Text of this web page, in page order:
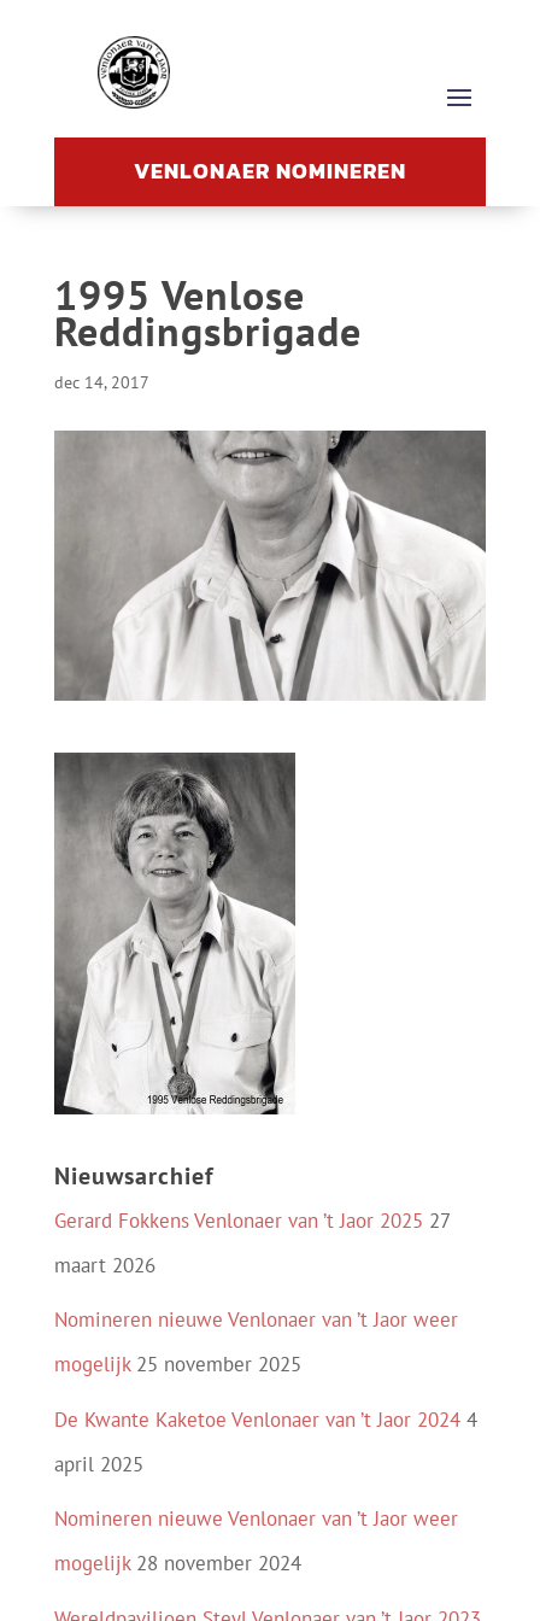
VENLONAER NOMINEREN
1995 Venlose
Reddingsbrigade
dec 14, 2017
Nieuwsarchief
Gerard Fokkens Venlonaer van ’t Jaor 2025 27
maart 2026
Nomineren nieuwe Venlonaer van ’t Jaor weer
mogelijk 25 november 2025
De Kwante Kaketoe Venlonaer van ’t Jaor 2024 4
april 2025
Nomineren nieuwe Venlonaer van ’t Jaor weer
mogelijk 28 november 2024